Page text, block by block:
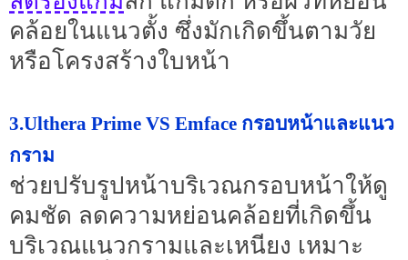
คล้อยในแนวตั้ง ซึ่งมักเกิดขึ้นตามวัย
หรือโครงสร้างใบหน้า
3.Ulthera Prime VS Emface กรอบหน้าและแนว
กราม
ช่วยปรับรูปหน้าบริเวณกรอบหน้าให้ดู
คมชัด ลดความหย่อนคล้อยที่เกิดขึ้น
บริเวณแนวกรามและเหนียง เหมาะ